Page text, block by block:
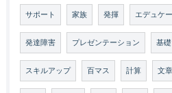
サポート 家族 発揮 エデュケ
発達障害 プレゼンテーション 基礎
スキルアップ 百マス 計算 文章